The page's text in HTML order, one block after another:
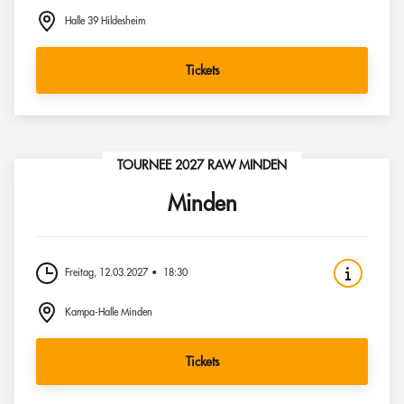
Halle 39 Hildesheim
Tickets
TOURNEE 2027 RAW MINDEN
Minden
Freitag, 12.03.2027 18:30
Kampa-Halle Minden
Tickets